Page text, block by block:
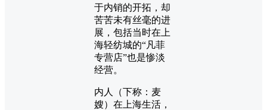
于内销的开拓，却
苦苦未有丝毫的进
展，包括当时在上
海轻纺城的“凡菲
专营店”也是惨淡
经营。
内人（下称：麦
嫂）在上海生活，